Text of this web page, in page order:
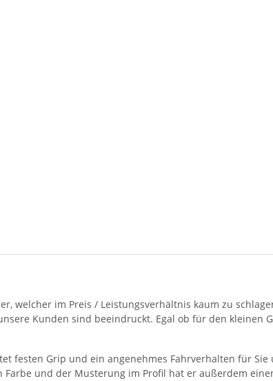
welcher im Preis / Leistungsverhältnis kaum zu
Kunden sind beeindruckt. Egal ob für den kleinen
festen Grip und ein angenehmes Fahrverhalten für
und der Musterung im Profil hat er außerdem